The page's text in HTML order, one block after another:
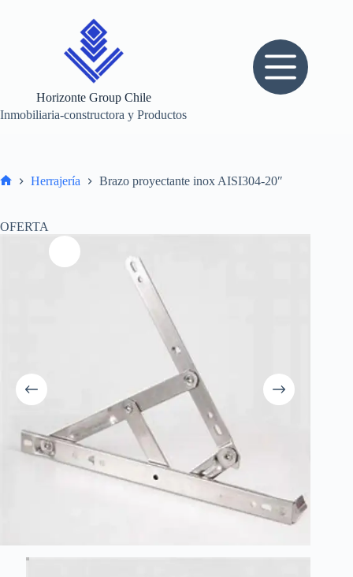
Horizonte Group Chile
Inmobiliaria-constructora y Productos
Herrajería Brazo proyectante inox AISI304-20″
OFERTA